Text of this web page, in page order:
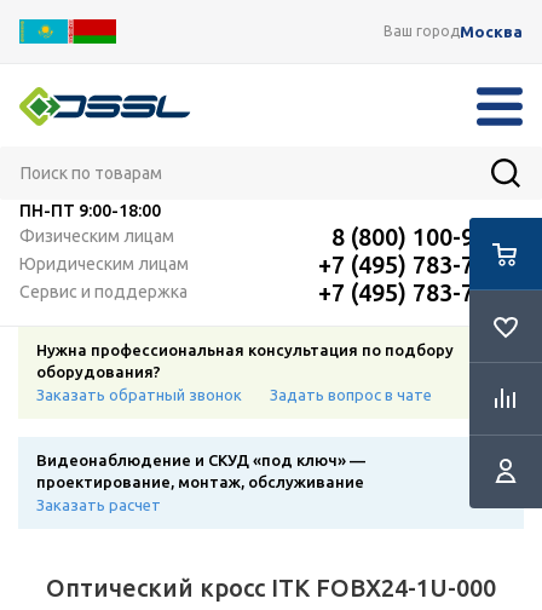
Ваш городМосква
ПН-ПТ 9:00-18:00
Физическим лицам
8 (800) 100-91-12
Юридическим лицам +7 (495) 783-72-87
Сервис и поддержка +7 (495) 783-72-87
Нужна профессиональная консультация по подбору
оборудования?
Заказать обратный звонок
Задать вопрос в чате
Видеонаблюдение и СКУД «под ключ» —
проектирование, монтаж, обслуживание
Заказать расчет
Оптический кросс ITK FOBX24-1U-000